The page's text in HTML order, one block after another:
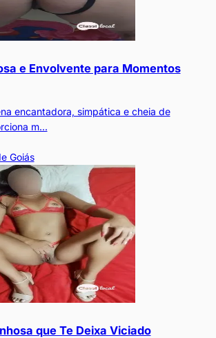
e Envolvente para Momentos
encantadora, simpática e cheia de
m...
Goiás
que Te Deixa Viciado